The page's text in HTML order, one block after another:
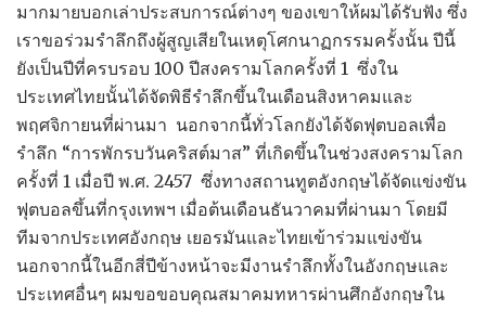
มากมายบอกเล่าประสบการณ์ต่างๆ ของเขาให้ผมได้รับฟัง ซึ่ง
เราขอร่วมรำลึกถึงผู้สูญเสียในเหตุโศกนาฏกรรมครั้งนั้น ปีนี้
ยังเป็นปีที่ครบรอบ 100 ปีสงครามโลกครั้งที่ 1 ซึ่งใน
ประเทศไทยนั้นได้จัดพิธีรำลึกขึ้นในเดือนสิงหาคมและ
พฤศจิกายนที่ผ่านมา นอกจากนี้ทั่วโลกยังได้จัดฟุตบอลเพื่อ
รำลึก “การพักรบวันคริสต์มาส” ที่เกิดขึ้นในช่วงสงครามโลก
ครั้งที่ 1 เมื่อปี พ.ศ. 2457 ซึ่งทางสถานทูตอังกฤษได้จัดแข่งขัน
ฟุตบอลขึ้นที่กรุงเทพฯ เมื่อต้นเดือนธันวาคมที่ผ่านมา โดยมี
ทีมจากประเทศอังกฤษ เยอรมันและไทยเข้าร่วมแข่งขัน
นอกจากนี้ในอีกสี่ปีข้างหน้าจะมีงานรำลึกทั้งในอังกฤษและ
ประเทศอื่นๆ ผมขอขอบคุณสมาคมทหารผ่านศึกอังกฤษใน